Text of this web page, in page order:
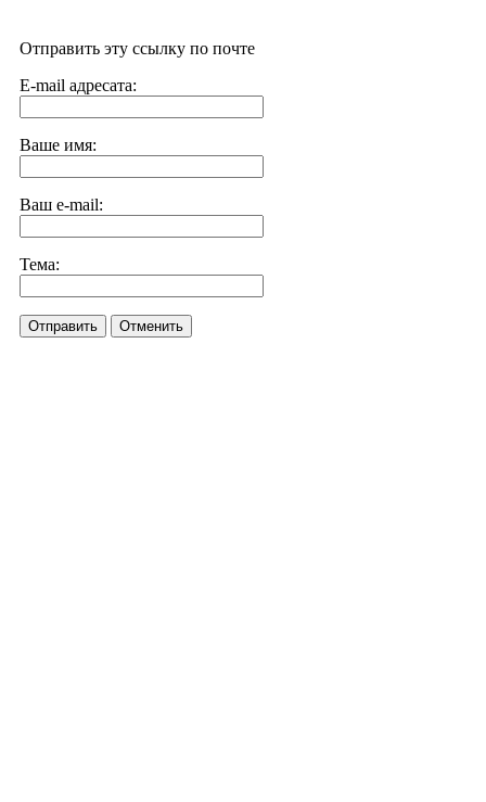
Отправить эту ссылку по почте
E-mail адресата:
Ваше имя:
Ваш e-mail:
Тема:
Отправить Отменить